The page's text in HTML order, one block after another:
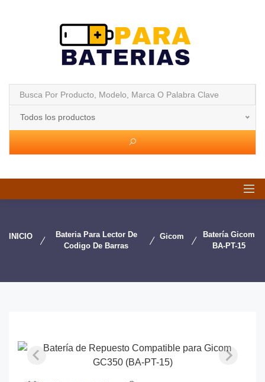
Todos los productos
INICIO
Bateria Para Lector De
Codigo De Barras
Gicom
Batería Gicom
BA-PT-15